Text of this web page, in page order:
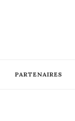
PARTENAIRES